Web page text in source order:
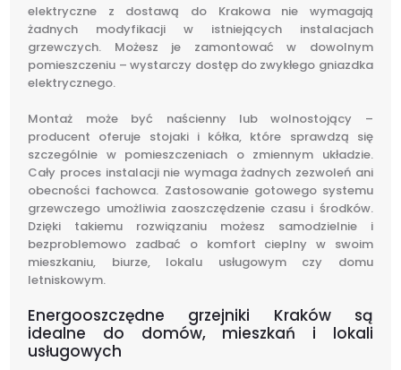
elektryczne z dostawą do Krakowa nie wymagają
żadnych modyfikacji w istniejących instalacjach
grzewczych. Możesz je zamontować w dowolnym
pomieszczeniu – wystarczy dostęp do zwykłego gniazdka
elektrycznego.
Montaż może być naścienny lub wolnostojący –
producent oferuje stojaki i kółka, które sprawdzą się
szczególnie w pomieszczeniach o zmiennym układzie.
Cały proces instalacji nie wymaga żadnych zezwoleń ani
obecności fachowca. Zastosowanie gotowego systemu
grzewczego umożliwia zaoszczędzenie czasu i środków.
Dzięki takiemu rozwiązaniu możesz samodzielnie i
bezproblemowo zadbać o komfort cieplny w swoim
mieszkaniu, biurze, lokalu usługowym czy domu
letniskowym.
Energooszczędne grzejniki Kraków są
idealne do domów, mieszkań i lokali
usługowych